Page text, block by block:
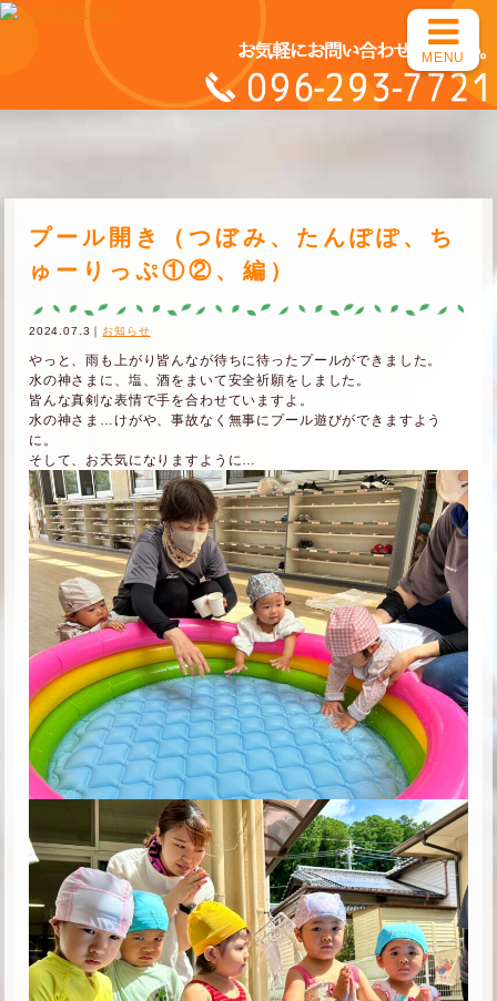
プール開き（つぼみ、たんぽぽ、ち
ゅーりっぷ①②、編）
2024.07.3｜ お知らせ
やっと、雨も上がり皆んなが待ちに待ったプールができました。
水の神さまに、塩、酒をまいて安全祈願をしました。
皆んな真剣な表情で手を合わせていますよ。
水の神さま…けがや、事故なく無事にプール遊びができますよう
に。
そして、お天気になりますように…
MENU